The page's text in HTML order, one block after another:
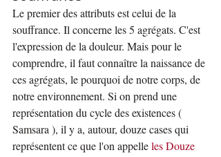
Le premier des attributs est celui de la
souffrance. Il concerne les 5 agrégats. C'est
l'expression de la douleur. Mais pour le
comprendre, il faut connaître la naissance de
ces agrégats, le pourquoi de notre corps, de
notre environnement. Si on prend une
représentation du cycle des existences (
Samsara ), il y a, autour, douze cases qui
représentent ce que l'on appelle les Douze